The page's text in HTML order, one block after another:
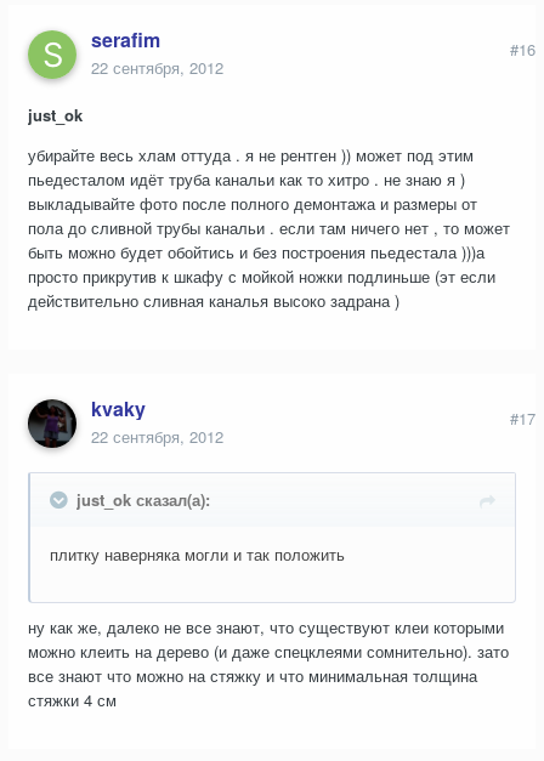
serafim
22 сентября, 2012
#16
just_ok
убирайте весь хлам оттуда . я не рентген )) может под этим
пьедесталом идёт труба канальи как то хитро . не знаю я )
выкладывайте фото после полного демонтажа и размеры от
пола до сливной трубы канальи . если там ничего нет , то может
быть можно будет обойтись и без построения пьедестала )))а
просто прикрутив к шкафу с мойкой ножки подлиньше (эт если
действительно сливная каналья высоко задрана )
kvaky
22 сентября, 2012
#17
just_ok сказал(а):
плитку наверняка могли и так положить
ну как же, далеко не все знают, что существуют клеи которыми
можно клеить на дерево (и даже спецклеями сомнительно). зато
все знают что можно на стяжку и что минимальная толщина
стяжки 4 см